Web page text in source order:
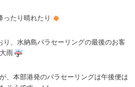
ったり晴れたり
り、水納島パラセーリングの最後のお客
雨
、本部港発のパラセーリングは午後便は